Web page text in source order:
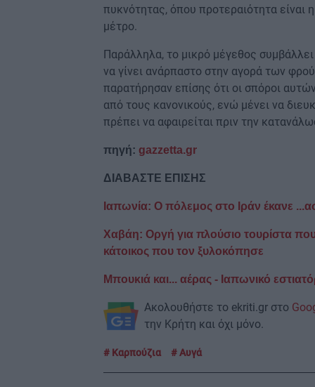
πυκνότητας, όπου προτεραιότητα είναι
μέτρο.
Παράλληλα, το μικρό μέγεθος
να γίνει ανάρπαστο στην αγορά των
παρατήρησαν επίσης ότι οι σπόροι
από τους κανονικούς, ενώ μένει να
πρέπει να αφαιρείται πριν την
πηγή: gazzetta.gr
ΔΙΑΒΑΣΤΕ ΕΠΙΣΗΣ
Ιαπωνία: Ο πόλεμος στο Ιράν έκανε
Χαβάη: Οργή για πλούσιο τουρίστα
κάτοικος που τον ξυλοκόπησε
Μπουκιά και... αέρας - Ιαπωνικό
Ακολουθήστε το ekriti.gr στο
την Κρήτη και όχι μόνο.
Καρπούζια Αυγά